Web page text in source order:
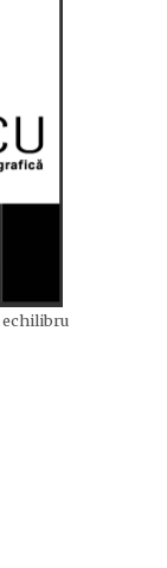
echilibru